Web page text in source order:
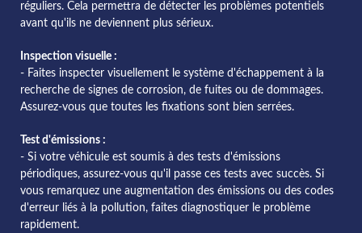
réguliers. Cela permettra de détecter les problèmes potentiels
avant qu'ils ne deviennent plus sérieux.
Inspection visuelle :
- Faites inspecter visuellement le système d'échappement à la
recherche de signes de corrosion, de fuites ou de dommages.
Assurez-vous que toutes les fixations sont bien serrées.
Test d'émissions :
- Si votre véhicule est soumis à des tests d'émissions
périodiques, assurez-vous qu'il passe ces tests avec succès. Si
vous remarquez une augmentation des émissions ou des codes
d'erreur liés à la pollution, faites diagnostiquer le problème
rapidement.